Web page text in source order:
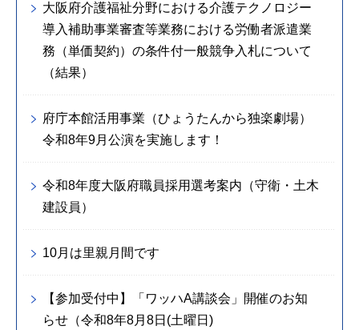
大阪府介護福祉分野における介護テクノロジー
導入補助事業審査等業務における労働者派遣業
務（単価契約）の条件付一般競争入札について
（結果）
府庁本館活用事業（ひょうたんから独楽劇場）
令和8年9月公演を実施します！
令和8年度大阪府職員採用選考案内（守衛・土木
建設員）
10月は里親月間です
【参加受付中】「ワッハA講談会」開催のお知
らせ（令和8年8月8日(土曜日)